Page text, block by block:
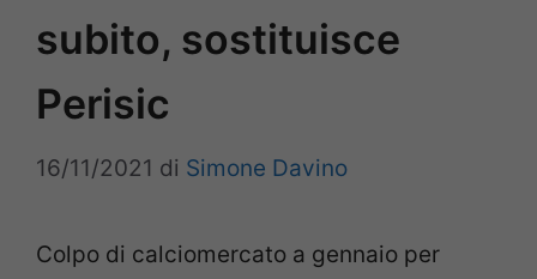
subito, sostituisce
Perisic
16/11/2021 di Simone Davino
Colpo di calciomercato a gennaio per